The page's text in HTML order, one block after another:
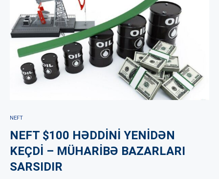
NEFT
NEFT $100 HƏDDİNİ YENİDƏN
KEÇDİ – MÜHARİBƏ BAZARLARI
SARSIDIR